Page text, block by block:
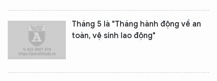
Tháng 5 là "Tháng hành động về an
toàn, vệ sinh lao động"